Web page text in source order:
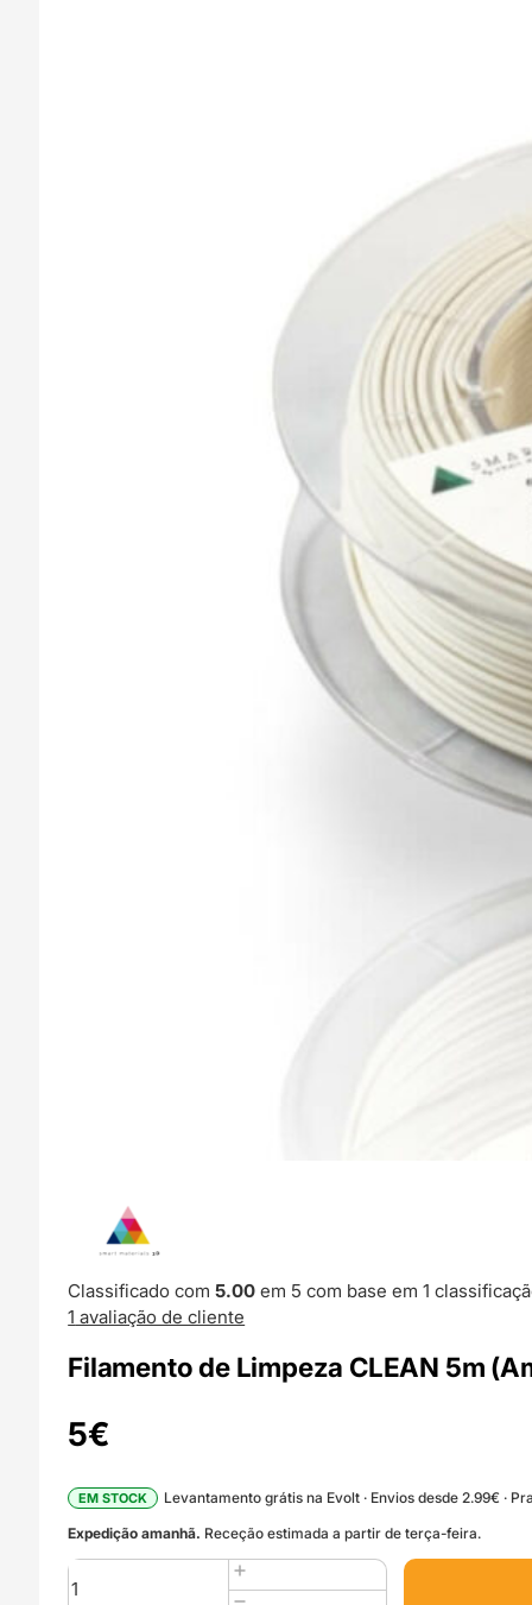
Classificado com5.00 em 5 com base em1
1 avaliação de cliente
Filamento de Limpeza CLEAN 5m
5€
EM STOCK
Levantamento grátis na Evolt · Envios desde 2.99€ ·
Expedição amanhã. Receção estimada a partir de terça-feira.
Quantidade
de